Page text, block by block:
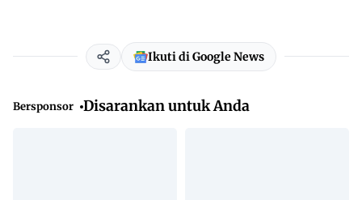
Ikuti di Google News
Bersponsor Disarankan untuk Anda